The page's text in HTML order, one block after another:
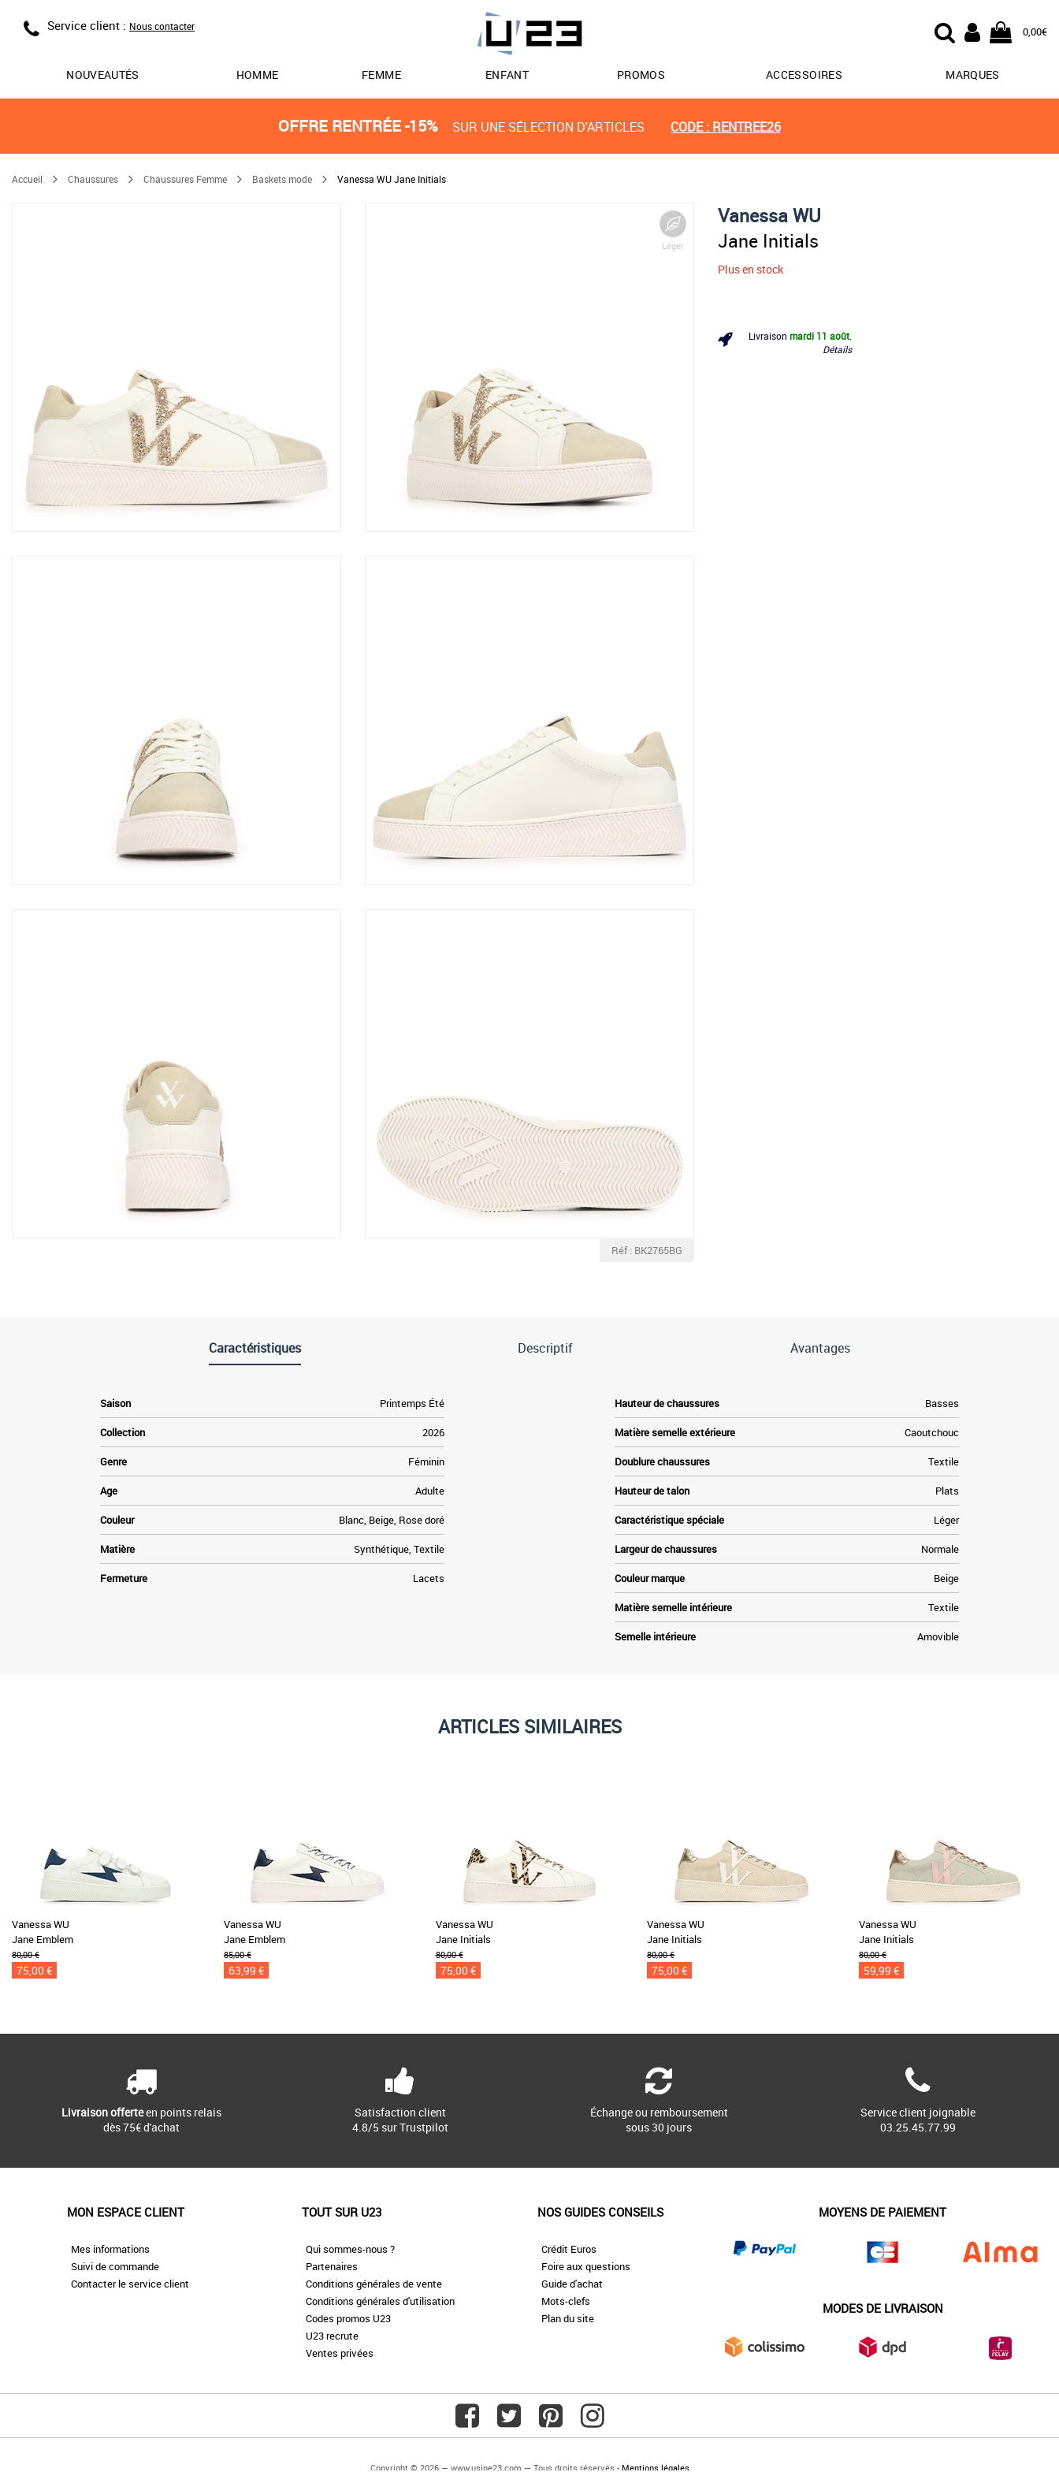
Service client : Nous contacter 0,00€
NOUVEAUTÉS HOMME FEMME ENFANT PROMOS ACCESSOIRES MARQUES
OFFRE RENTRÉE -15% SUR UNE SÉLECTION D'ARTICLES CODE : RENTREE26
Accueil Chaussures Chaussures Femme Baskets mode Vanessa WU Jane Initials
Léger
Réf : BK2765BG
Vanessa WU
Jane Initials
Plus en stock
Livraison mardi 11 août
Détails
Caractéristiques Descriptif Avantages
Saison Printemps Été
Collection 2026
Genre Féminin
Age Adulte
Couleur Blanc, Beige, Rose doré
Matière Synthétique, Textile
Fermeture Lacets
Hauteur de chaussures Basses
Matière semelle extérieure Caoutchouc
Doublure chaussures Textile
Hauteur de talon Plats
Caractéristique spéciale Léger
Largeur de chaussures Normale
Couleur marque Beige
Matière semelle intérieure Textile
Semelle intérieure Amovible
ARTICLES SIMILAIRES
Vanessa WU
Jane Emblem
80,00 €
75,00 €
Vanessa WU
Jane Emblem
85,00 €
63,99 €
Vanessa WU
Jane Initials
80,00 €
75,00 €
Vanessa WU
Jane Initials
80,00 €
75,00 €
Vanessa WU
Jane Initials
80,00 €
59,99 €
Livraison offerteen points relais
dès 75€ d'achat
Satisfaction client
4.8/5 sur Trustpilot
Échange ou remboursement
sous 30 jours
Service client joignable
03.25.45.77.99
MON ESPACE CLIENT
Mes informations
Suivi de commande
Contacter le service client
TOUT SUR U23
Qui sommes-nous ?
Partenaires
Conditions générales de vente
Conditions générales d'utilisation
Codes promos U23
U23 recrute
Ventes privées
NOS GUIDES CONSEILS
Crédit Euros
Foire aux questions
Guide d'achat
Mots-clefs
Plan du site
MOYENS DE PAIEMENT
MODES DE LIVRAISON
Copyright © 2026 — www.usine23.com — Tous droits réservés - Mentions légales